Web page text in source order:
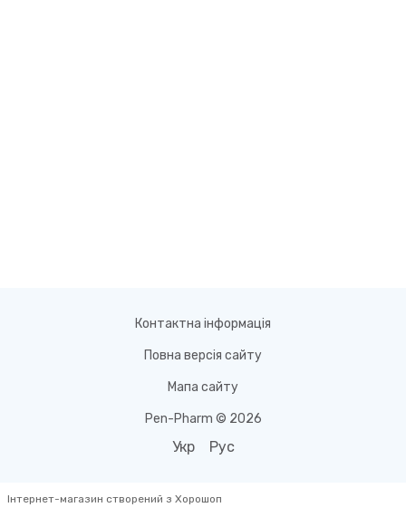
Контактна інформація
Повна версія сайту
Мапа сайту
Pen-Pharm © 2026
Укр Рус
Інтернет-магазин створений з Хорошоп